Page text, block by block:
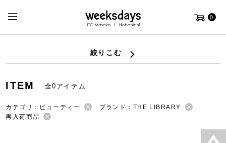
0
絞りこむ
ITEM 全0アイテム
カテゴリ：ビューティー
ブランド：THE LIBRARY
再入荷商品